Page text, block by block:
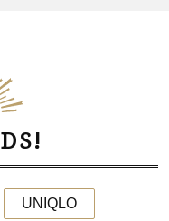
UNIQLO